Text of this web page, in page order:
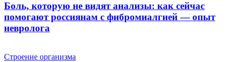
Боль, которую не видят анализы: как сейчас
помогают россиянам с фибромиалгией — опыт
невролога
Строение организма